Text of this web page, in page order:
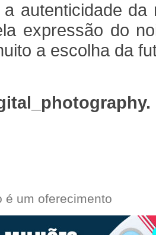
a autenticidade
expressão do
a escolha da
é um oferecimento